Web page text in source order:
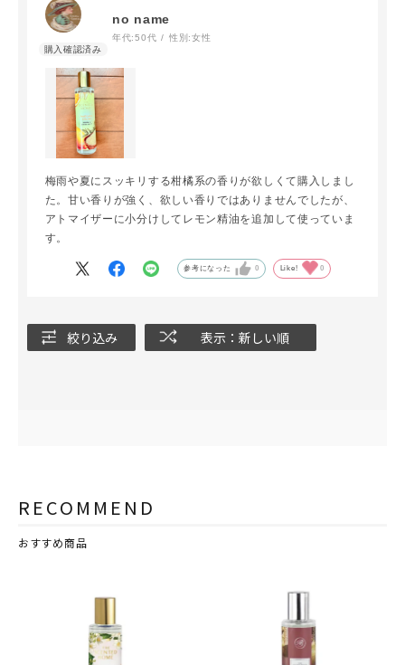
no name
年代:50代 性別:女性
梅雨や夏にスッキリする柑橘系の香りが欲しくて購入しまし
た。甘い香りが強く、欲しい香りではありませんでしたが、
アトマイザーに小分けしてレモン精油を追加して使っていま
す。
参考になった 0 Like! 0
絞り込み 表示：新しい順
RECOMMEND
おすすめ商品